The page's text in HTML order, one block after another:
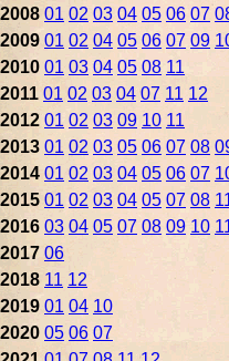
2008 01 02 03 04 05 06 07
2009 01 02 04 05 06 07 09
2010 01 03 04 05 08 11
2011 01 02 03 04 07 11 12
2012 01 02 03 09 10 11
2013 01 02 03 05 06 07 08
2014 01 02 03 04 05 06 07
2015 01 02 03 04 05 07 08
2016 03 04 05 07 08 09 10
2017 06
2018 11 12
2019 01 04 10
2020 05 06 07